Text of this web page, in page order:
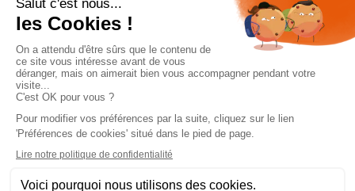
Mentions légales
Politique de confidentialité
Conditions Générales de Vente
Règlement intérieur